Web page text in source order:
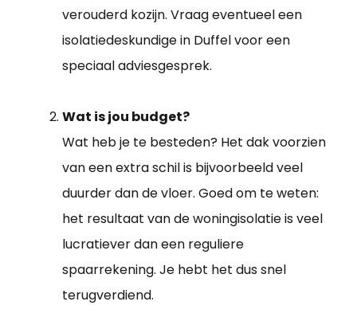
verouderd kozijn. Vraag eventueel een
isolatiedeskundige in Duffel voor een
speciaal adviesgesprek.
Wat is jou budget?
Wat heb je te besteden? Het dak voorzien
van een extra schil is bijvoorbeeld veel
duurder dan de vloer. Goed om te weten:
het resultaat van de woningisolatie is veel
lucratiever dan een reguliere
spaarrekening. Je hebt het dus snel
terugverdiend.